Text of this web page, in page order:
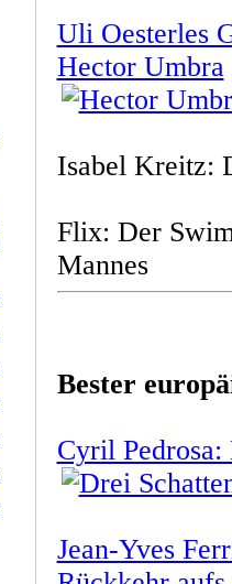
Uli Oesterles
Hector Umbra
Isabel Kreitz:
Flix: Der
Mannes
Bester
Cyril Pedrosa:
Jean-Yves